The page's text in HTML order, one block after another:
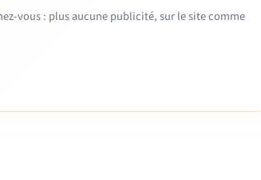
vous : plus aucune publicité, sur le site comme